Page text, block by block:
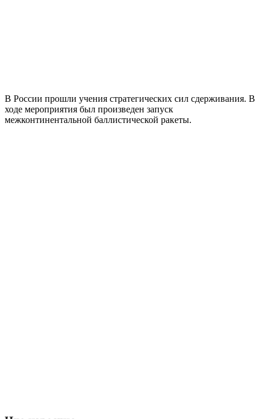
В России прошли учения стратегических сил сдерживания. В
ходе мероприятия был произведен запуск
межконтинентальной баллистической ракеты.